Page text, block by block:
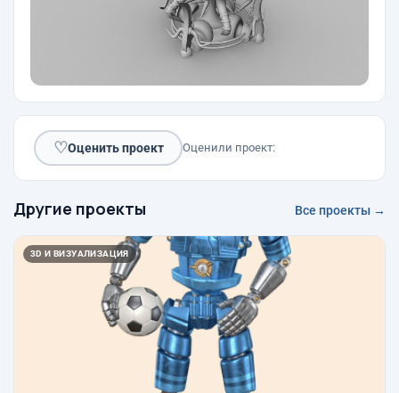
♡Оценить проект Оценили проект:
Другие проекты Все проекты →
3D И ВИЗУАЛИЗАЦИЯ